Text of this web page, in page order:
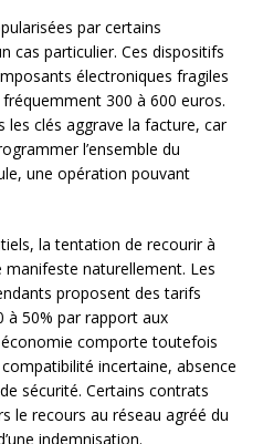
par certains
cas particulier. Ces dispositifs
électroniques fragiles
300 à 600 euros.
clés aggrave la facture, car
l’ensemble du
une opération pouvant
la tentation de recourir à
naturellement. Les
proposent des tarifs
à 50% par rapport aux
comporte toutefois
incertaine, absence
sécurité. Certains contrats
le recours au réseau agréé du
indemnisation.